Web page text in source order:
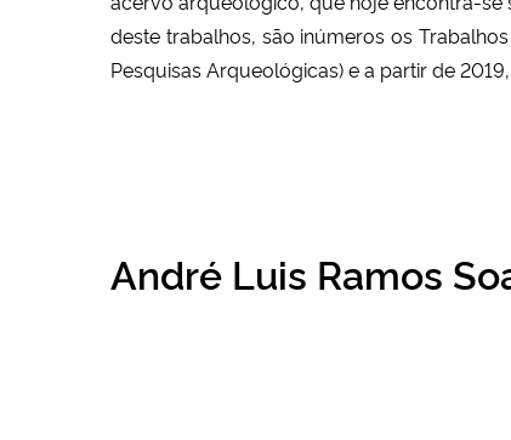
deste trabalhos, são inúmeros os
Pesquisas Arqueológicas) e a partir de
André Luis Ramos